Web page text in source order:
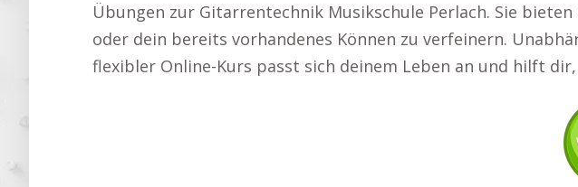
Übungen zur Gitarrentechnik Musikschule Perlach. Sie
oder dein bereits vorhandenes Können zu verfeinern.
flexibler Online-Kurs passt sich deinem Leben an und hilft